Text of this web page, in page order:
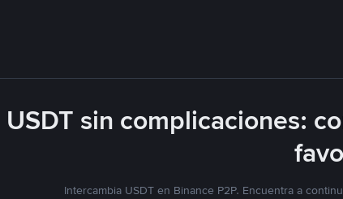
sin complicaciones:
Intercambia USDT en Binance P2P. Encuentra a